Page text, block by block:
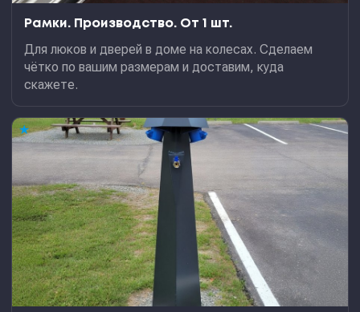
Рамки. Производство. От 1 шт.
Для люков и дверей в доме на колесах. Сделаем
чётко по вашим размерам и доставим, куда
скажете.
★